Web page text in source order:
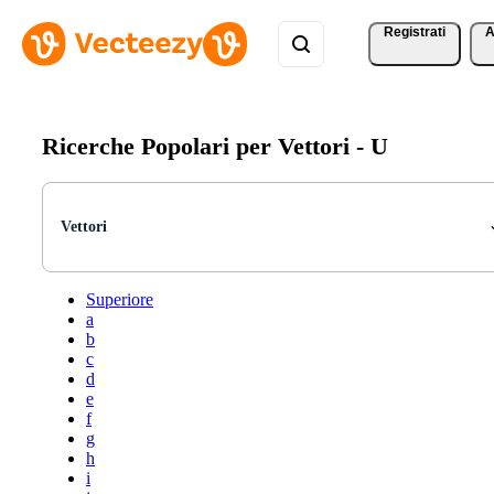
Registrati
Ricerche Popolari per Vettori - U
Vettori
Superiore
a
b
c
d
e
f
g
h
i